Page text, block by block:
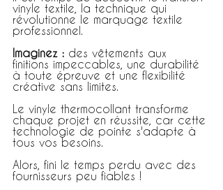
vinyle textile, la technique qui
révolutionne le marquage textile
professionnel.
Imaginez : des vêtements aux
finitions impeccables, une durabilité
à toute épreuve et une flexibilité
créative sans limites.
Le vinyle thermocollant transforme
chaque projet en réussite, car cette
technologie de pointe s'adapte à
tous vos besoins.
Alors, fini le temps perdu avec des
fournisseurs peu fiables !